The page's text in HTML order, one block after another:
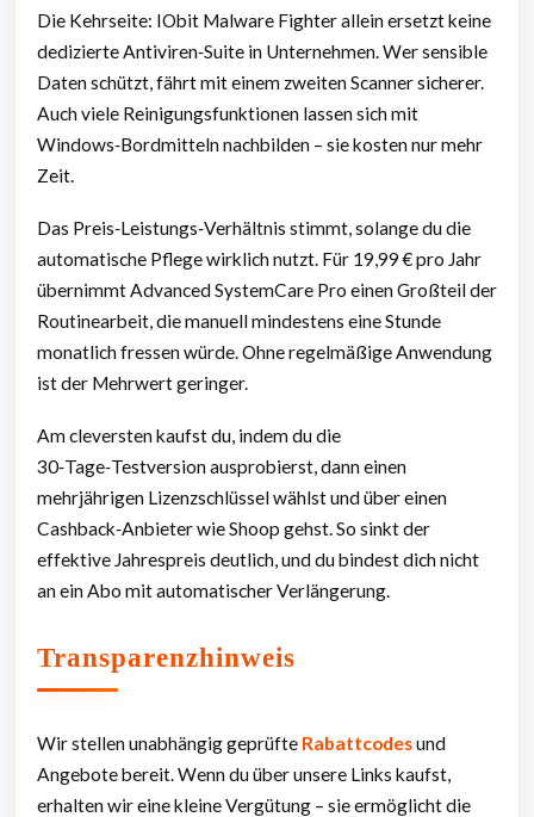
Die Kehrseite: IObit Malware Fighter allein ersetzt keine
dedizierte Antiviren‑Suite in Unternehmen. Wer sensible
Daten schützt, fährt mit einem zweiten Scanner sicherer.
Auch viele Reinigungsfunktionen lassen sich mit
Windows‑Bordmitteln nachbilden – sie kosten nur mehr
Zeit.
Das Preis‑Leistungs‑Verhältnis stimmt, solange du die
automatische Pflege wirklich nutzt. Für 19,99 € pro Jahr
übernimmt Advanced SystemCare Pro einen Großteil der
Routinearbeit, die manuell mindestens eine Stunde
monatlich fressen würde. Ohne regelmäßige Anwendung
ist der Mehrwert geringer.
Am cleversten kaufst du, indem du die
30‑Tage‑Testversion ausprobierst, dann einen
mehrjährigen Lizenzschlüssel wählst und über einen
Cashback‑Anbieter wie Shoop gehst. So sinkt der
effektive Jahrespreis deutlich, und du bindest dich nicht
an ein Abo mit automatischer Verlängerung.
Transparenzhinweis
Wir stellen unabhängig geprüfte Rabattcodesund
Angebote bereit. Wenn du über unsere Links kaufst,
erhalten wir eine kleine Vergütung – sie ermöglicht die